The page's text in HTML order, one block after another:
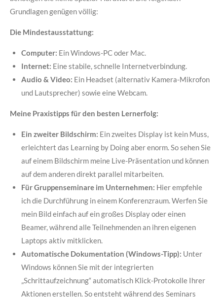
Grundlagen genügen völlig:
Die Mindestausstattung:
Computer: Ein Windows-PC oder Mac.
Internet: Eine stabile, schnelle Internetverbindung.
Audio & Video: Ein Headset (alternativ Kamera-Mikrofon
und Lautsprecher) sowie eine Webcam.
Meine Praxistipps für den besten Lernerfolg:
Ein zweiter Bildschirm: Ein zweites Display ist kein Muss,
erleichtert das Learning by Doing aber enorm. So sehen Sie
auf einem Bildschirm meine Live-Präsentation und können
auf dem anderen direkt parallel mitarbeiten.
Für Gruppenseminare im Unternehmen: Hier empfehle
ich die Durchführung in einem Konferenzraum. Werfen Sie
mein Bild einfach auf ein großes Display oder einen
Beamer, während alle Teilnehmenden an ihren eigenen
Laptops aktiv mitklicken.
Automatische Dokumentation (Windows-Tipp): Unter
Windows können Sie mit der integrierten
„Schrittaufzeichnung“ automatisch Klick-Protokolle Ihrer
Aktionen erstellen. So entsteht während des Seminars